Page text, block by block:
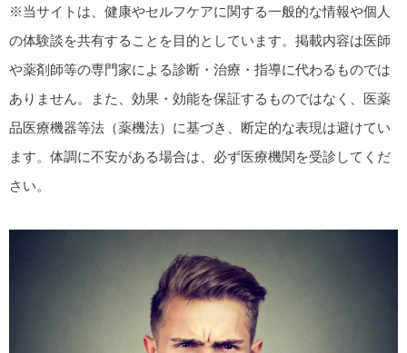
※当サイトは、健康やセルフケアに関する一般的な情報や個人
の体験談を共有することを目的としています。掲載内容は医師
や薬剤師等の専門家による診断・治療・指導に代わるものでは
ありません。また、効果・効能を保証するものではなく、医薬
品医療機器等法（薬機法）に基づき、断定的な表現は避けてい
ます。体調に不安がある場合は、必ず医療機関を受診してくだ
さい。